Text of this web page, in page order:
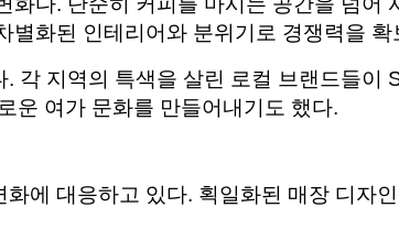
별화된 인테리어와 분위기로 경쟁력을
각 지역의 특색을 살린 로컬 브랜드들
운 여가 문화를 만들어내기도 했다.
에 대응하고 있다. 획일화된 매장 디자